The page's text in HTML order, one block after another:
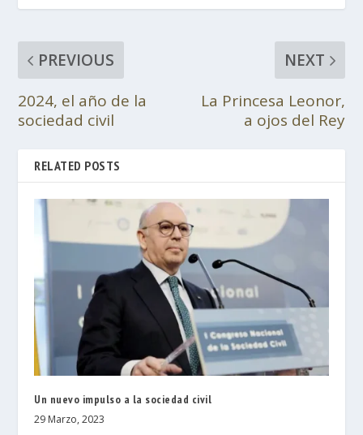
PREVIOUS
2024, el año de la
sociedad civil
NEXT
La Princesa Leonor,
a ojos del Rey
RELATED POSTS
Un nuevo impulso a la sociedad civil
29 Marzo, 2023